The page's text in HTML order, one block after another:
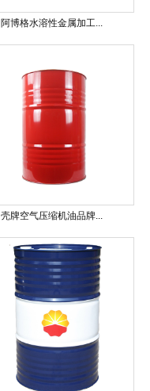
阿博格水溶性金属加工...
壳牌空气压缩机油品牌...